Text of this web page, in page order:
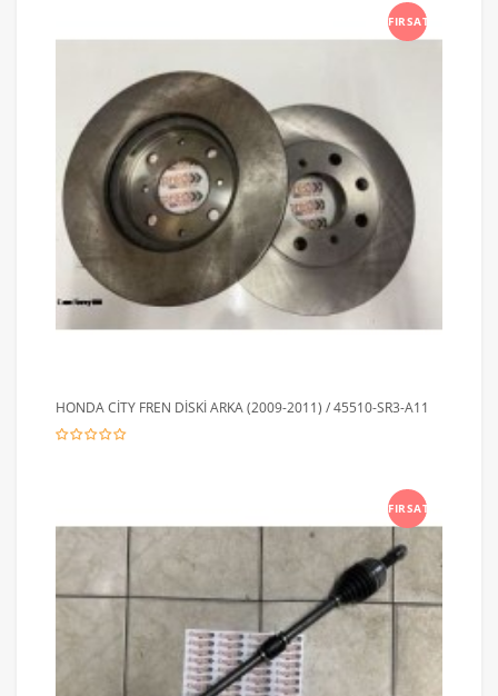
FIRSAT
HONDA CİTY FREN DİSKİ ARKA (2009-2011) / 45510-SR3-A11
FIRSAT